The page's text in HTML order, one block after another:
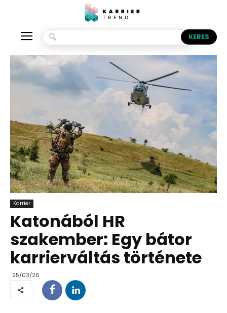
Karrier
Karrier
Katonából HR
szakember: Egy bátor
karrierváltás története
25/03/26